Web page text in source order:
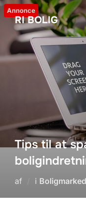
Videre
til
indhold
RI BOLIG
Annonce
Tips til at
af i